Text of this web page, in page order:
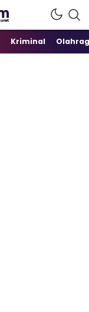
Kriminal